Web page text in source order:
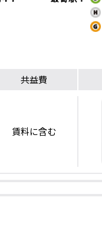
共益費
賃料に含む